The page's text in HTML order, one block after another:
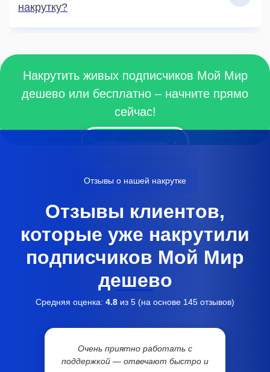
накрутку?
Накрутить живых подписчиков Мой Мир
дешево или бесплатно – начните прямо
сейчас!
Попробовать бесплатно
Отзывы о нашей накрутке
Отзывы клиентов,
которые уже накрутили
подписчиков Мой Мир
дешево
Средняя оценка: 4.8 из 5 (на основе 145 отзывов)
Очень приятно работать с
поддержкой — отвечают быстро и